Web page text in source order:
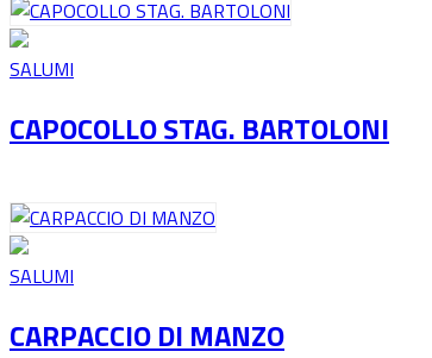
SALUMI
CAPOCOLLO STAG. BARTOLONI
SALUMI
CARPACCIO DI MANZO